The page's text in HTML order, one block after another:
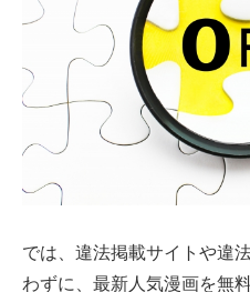
では、違法掲載サイトや違
わずに、最新人気漫画を無